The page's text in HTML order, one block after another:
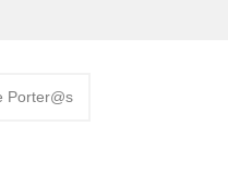
Porter@s